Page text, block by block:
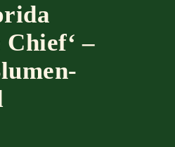
Chief‘ –